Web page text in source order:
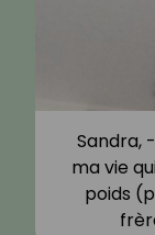
Sandra,
ma vie
poids